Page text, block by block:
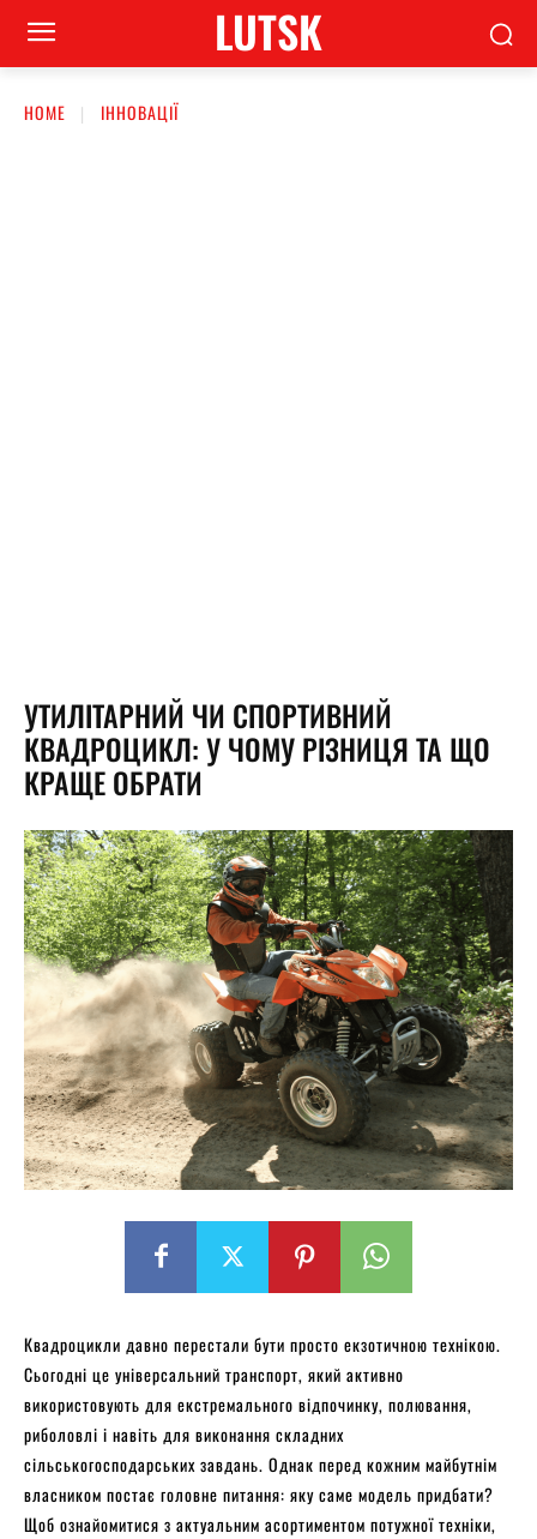
LUTSK
HOME ІННОВАЦІЇ
УТИЛІТАРНИЙ ЧИ СПОРТИВНИЙ
КВАДРОЦИКЛ: У ЧОМУ РІЗНИЦЯ ТА ЩО
КРАЩЕ ОБРАТИ
Квадроцикли давно перестали бути просто екзотичною технікою.
Сьогодні це універсальний транспорт, який активно
використовують для екстремального відпочинку, полювання,
риболовлі і навіть для виконання складних
сільськогосподарських завдань. Однак перед кожним майбутнім
власником постає головне питання: яку саме модель придбати?
Щоб ознайомитися з актуальним асортиментом потужної техніки,